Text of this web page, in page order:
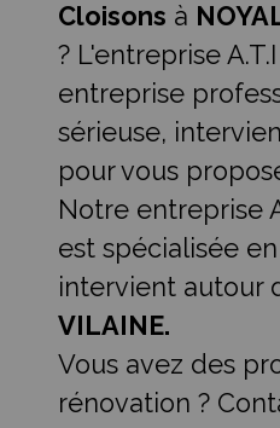
Cloisons à
? L'entreprise
entreprise
sérieuse,
pour vous
Notre entreprise
est spécialisée en
intervient autour
VILAINE.
Vous avez des
rénovation ?